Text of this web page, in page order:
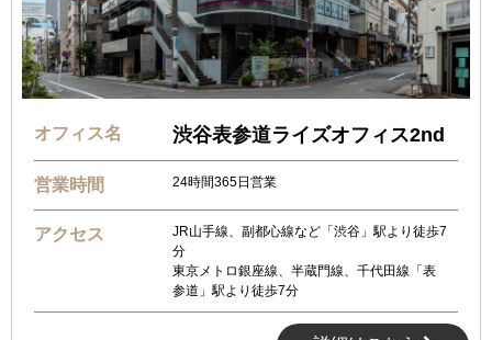
オフィス名 渋谷表参道ライズオフィス2nd
営業時間 24時間365日営業
アクセス
JR山手線、副都心線など「渋谷」駅より徒歩7
分
東京メトロ銀座線、半蔵門線、千代田線「表
参道」駅より徒歩7分